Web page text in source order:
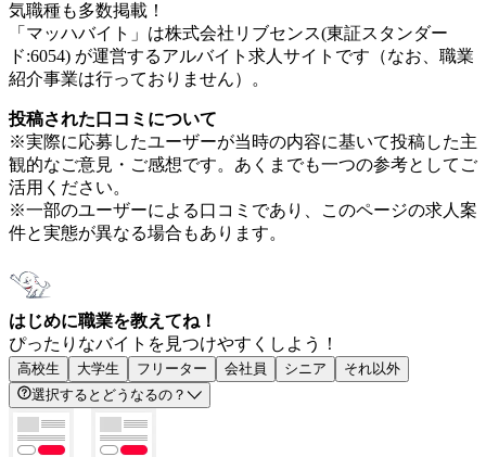
気職種も多数掲載！
「マッハバイト」は株式会社リブセンス(東証スタンダー
ド:6054) が運営するアルバイト求人サイトです（なお、職業
紹介事業は行っておりません）。
投稿された口コミについて
※実際に応募したユーザーが当時の内容に基いて投稿した主
観的なご意見・ご感想です。あくまでも一つの参考としてご
活用ください。
※一部のユーザーによる口コミであり、このページの求人案
件と実態が異なる場合もあります。
はじめに職業を教えてね！
ぴったりなバイトを見つけやすくしよう！
高校生 大学生 フリーター 会社員 シニア
それ以外
選択するとどうなるの？